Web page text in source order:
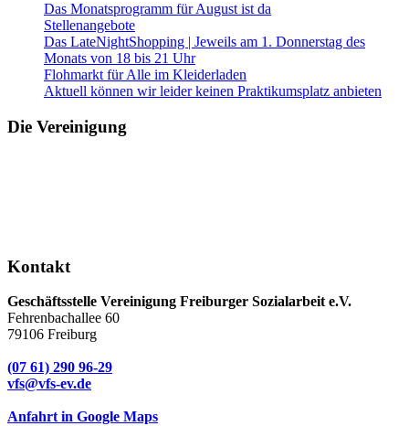
Das Monatsprogramm für August ist da
Stellenangebote
Das LateNightShopping | Jeweils am 1. Donnerstag des
Monats von 18 bis 21 Uhr
Flohmarkt für Alle im Kleiderladen
Aktuell können wir leider keinen Praktikumsplatz anbieten
Die Vereinigung
Kontakt
Geschäftsstelle Vereinigung Freiburger Sozialarbeit e.V.
Fehrenbachallee 60
79106 Freiburg
(07 61) 290 96-29
vfs@vfs-ev.de
Anfahrt in Google Maps